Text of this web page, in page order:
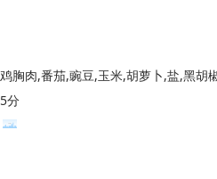
鸡胸肉,番茄,豌豆,玉米,胡萝卜,盐,黑胡
5分